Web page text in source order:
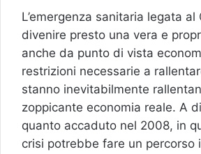
L’emergenza sanitaria legata
divenire presto una vera e
anche da punto di vista
restrizioni necessarie a
stanno inevitabilmente
zoppicante economia reale. A
quanto accaduto nel 2008, in
crisi potrebbe fare un percorso